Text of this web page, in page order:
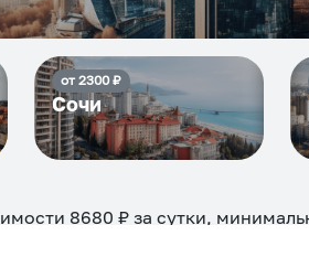
от 2300₽
Сочи
8680 ₽ за сутки,